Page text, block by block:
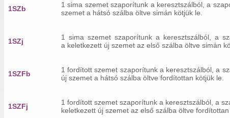
1SZb
1 sima szemet szaporítunk a keresztszálból, a
szemet a hátsó szálba öltve simán kötjük le.
1SZj
1 sima szemet szaporítunk a keresztszálból, a
a keletkezett új szemet az első szálba öltve simán
1SZFb
1 fordított szemet szaporítunk a keresztszálból, a
új szemet a hátsó szálba öltve fordítottan kötjük le.
1SZFj
1 fordított szemet szaporítunk a keresztszálból, a
keletkezett új szemet az első szálba öltve